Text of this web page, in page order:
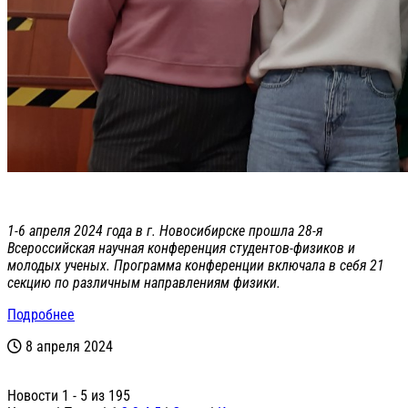
1-6 апреля 2024 года в г. Новосибирске прошла 28-я
Всероссийская научная конференция студентов-физиков и
молодых ученых. Программа конференции включала в себя 21
секцию по различным направлениям физики.
Подробнее
8 апреля 2024
Новости 1 - 5 из 195